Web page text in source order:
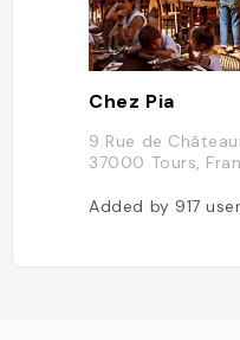
Chez Pia
9 Rue de
37000 Tours,
Added by 917